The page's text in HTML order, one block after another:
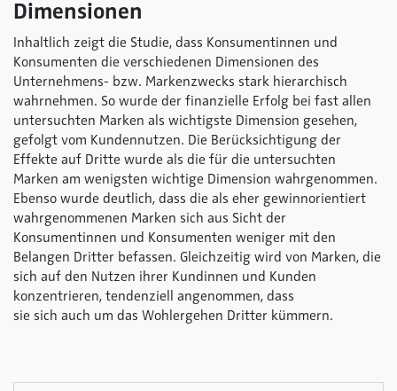
Dimensionen
Inhaltlich zeigt die Studie, dass Konsumentinnen und
Konsumenten die verschiedenen Dimensionen des
Unternehmens- bzw. Markenzwecks stark hierarchisch
wahrnehmen. So wurde der finanzielle Erfolg bei fast allen
untersuchten Marken als wichtigste Dimension gesehen,
gefolgt vom Kundennutzen. Die Berücksichtigung der
Effekte auf Dritte wurde als die für die untersuchten
Marken am wenigsten wichtige Dimension wahrgenommen.
Ebenso wurde deutlich, dass die als eher gewinnorientiert
wahrgenommenen Marken sich aus Sicht der
Konsumentinnen und Konsumenten weniger mit den
Belangen Dritter befassen. Gleichzeitig wird von Marken, die
sich auf den Nutzen ihrer Kundinnen und Kunden
konzentrieren, tendenziell angenommen, dass
sie sich auch um das Wohlergehen Dritter kümmern.